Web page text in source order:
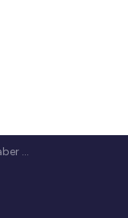
Hvordan skaber du tryghed og tillid i mødet med beboerne, der har sociale og psykiske udfordringer? (26-110)